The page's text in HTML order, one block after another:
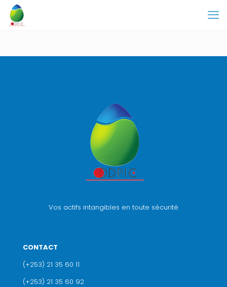
Vos actifs intangibles en toute sécurité
CONTACT
(+253) 21 35 60 11
(+253) 21 35 60 92